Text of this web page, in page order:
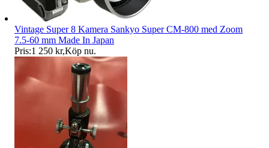
Vintage Super 8 Kamera Sankyo Super CM-800 med Zoom
7.5-60 mm Made In Japan
Pris:1 250 kr,Köp nu.